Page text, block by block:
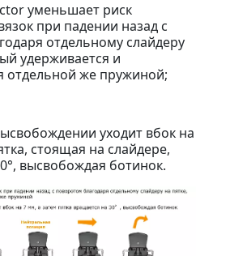
уменьшает риск
при падении назад с
отдельному слайдеру
удерживается и
отдельной же пружиной;
уходит вбок на
стоящая на слайдере,
высвобождая ботинок.